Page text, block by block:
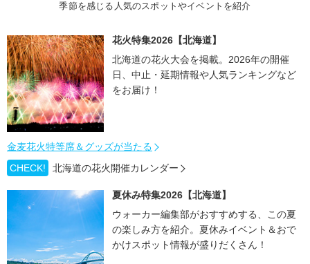
季節を感じる人気のスポットやイベントを紹介
花火特集2026【北海道】
北海道の花火大会を掲載。2026年の開催
日、中止・延期情報や人気ランキングなど
をお届け！
金麦花火特等席＆グッズが当たる
CHECK!
北海道の花火開催カレンダー
夏休み特集2026【北海道】
ウォーカー編集部がおすすめする、この夏
の楽しみ方を紹介。夏休みイベント＆おで
かけスポット情報が盛りだくさん！